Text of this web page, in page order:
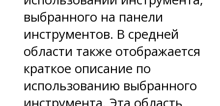
выбранного на панели
инструментов. В средней
области также отображается
краткое описание по
использованию выбранного